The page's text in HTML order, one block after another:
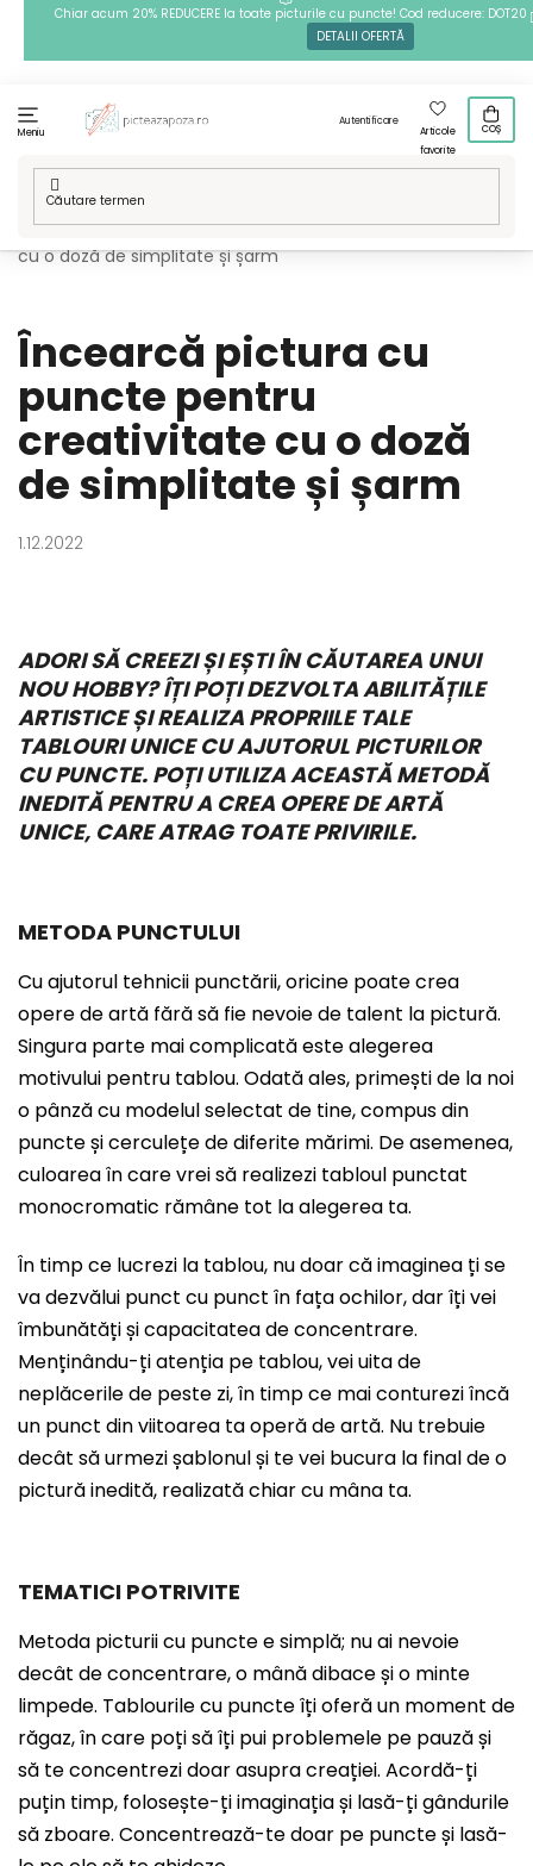
Chiar acum 20% REDUCERE la toate picturile cu puncte! Cod reducere: DOT20
DETALII OFERTĂ
Meniu
Autentificare
Articole
favorite
COȘ
Acasă
/ Blog / Încearcă pictura cu puncte pentru creativitate
cu o doză de simplitate și șarm
Încearcă pictura cu
puncte pentru
creativitate cu o doză
de simplitate și șarm
1.12.2022
ADORI SĂ CREEZI ȘI EȘTI ÎN CĂUTAREA UNUI
NOU HOBBY? ÎȚI POȚI DEZVOLTA ABILITĂȚILE
ARTISTICE ȘI REALIZA PROPRIILE TALE
TABLOURI UNICE CU AJUTORUL PICTURILOR
CU PUNCTE. POȚI UTILIZA ACEASTĂ METODĂ
INEDITĂ PENTRU A CREA OPERE DE ARTĂ
UNICE, CARE ATRAG TOATE PRIVIRILE.
METODA PUNCTULUI
Cu ajutorul tehnicii punctării, oricine poate crea
opere de artă fără să fie nevoie de talent la pictură.
Singura parte mai complicată este alegerea
motivului pentru tablou. Odată ales, primești de la noi
o pânză cu modelul selectat de tine, compus din
puncte și cerculețe de diferite mărimi. De asemenea,
culoarea în care vrei să realizezi tabloul punctat
monocromatic rămâne tot la alegerea ta.
În timp ce lucrezi la tablou, nu doar că imaginea ți se
va dezvălui punct cu punct în fața ochilor, dar îți vei
îmbunătăți și capacitatea de concentrare.
Menținându-ți atenția pe tablou, vei uita de
neplăcerile de peste zi, în timp ce mai conturezi încă
un punct din viitoarea ta operă de artă. Nu trebuie
decât să urmezi șablonul și te vei bucura la final de o
pictură inedită, realizată chiar cu mâna ta.
TEMATICI POTRIVITE
Metoda picturii cu puncte e simplă; nu ai nevoie
decât de concentrare, o mână dibace și o minte
limpede. Tablourile cu puncte îți oferă un moment de
răgaz, în care poți să îți pui problemele pe pauză și
să te concentrezi doar asupra creației. Acordă-ți
puțin timp, folosește-ți imaginația și lasă-ți gândurile
să zboare. Concentrează-te doar pe puncte și lasă-